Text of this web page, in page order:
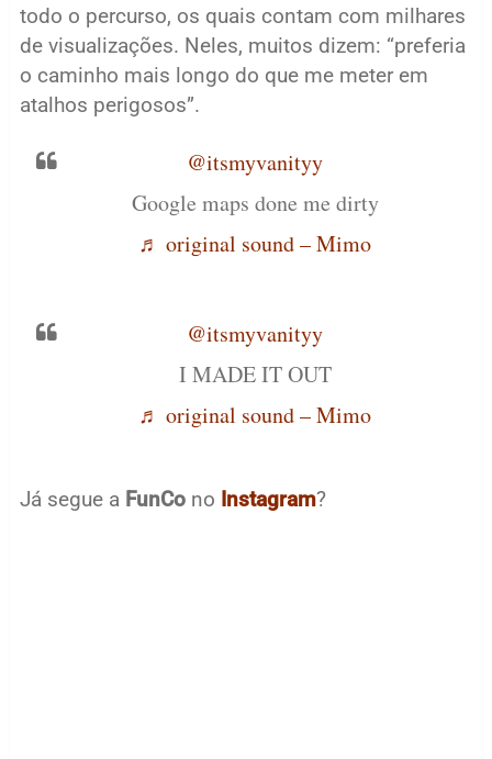
todo o percurso, os quais contam com milhares
de visualizações. Neles, muitos dizem: “preferia
o caminho mais longo do que me meter em
atalhos perigosos”.
@itsmyvanityy
Google maps done me dirty
♬ original sound – Mimo
@itsmyvanityy
I MADE IT OUT
♬ original sound – Mimo
Já segue a FunCono Instagram?